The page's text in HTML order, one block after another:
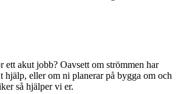
ett akut jobb? Oavsett om strömmen har
hjälp, eller om ni planerar på bygga om och
så hjälper vi er.